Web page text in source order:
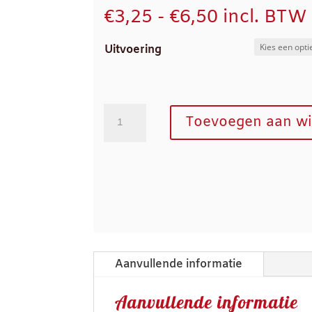
€3,25 - €6,50 Prijsklasse:
incl. BTW
Uitvoering
Krentenbrood
Toevoegen aan
Aanvullende informatie
Aanvullende informatie